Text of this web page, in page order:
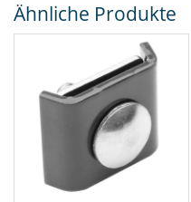
Ähnliche Produkte